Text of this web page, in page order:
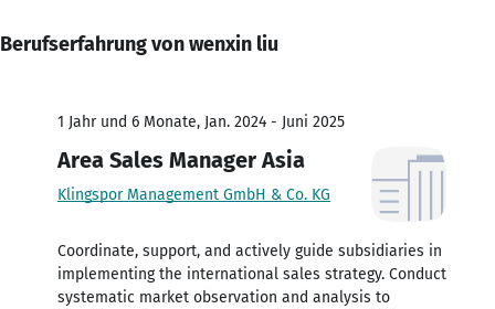
Berufserfahrung von wenxin liu
1 Jahr und 6 Monate, Jan. 2024 - Juni 2025
Area Sales Manager Asia
Klingspor Management GmbH & Co. KG
Coordinate, support, and actively guide subsidiaries in
implementing the international sales strategy. Conduct
systematic market observation and analysis to